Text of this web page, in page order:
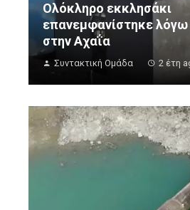
Ολόκληρο εκκλησάκι
επανεμφανίστηκε λόγω
στην Αχαΐα
Συντακτική Ομάδα 2 έτη